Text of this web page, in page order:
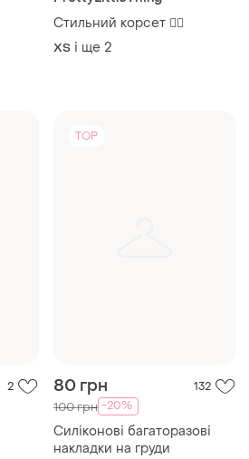
Стильний корсет ❤️‍🔥
ХS і ще 2
2
TOP
80 грн 132
100 грн -20%
Силіконові багаторазові
накладки на груди